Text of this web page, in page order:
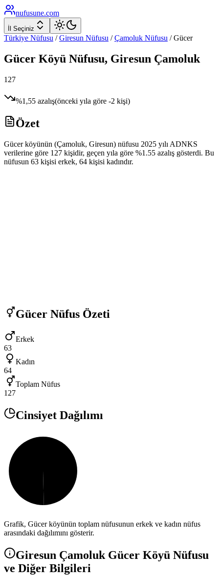
nufusune.com
İl Seçiniz
Türkiye Nüfusu / Giresun Nüfusu / Çamoluk Nüfusu /Gücer
Gücer Köyü Nüfusu, Giresun Çamoluk
127
%1,55 azalış(önceki yıla göre -2 kişi)
Özet
Gücer köyünün (Çamoluk, Giresun) nüfusu 2025 yılı ADNKS
verilerine göre 127 kişidir, geçen yıla göre %1.55 azalış gösterdi. Bu
nüfusun 63 kişisi erkek, 64 kişisi kadındır.
Gücer Nüfus Özeti
Erkek
63
Kadın
64
Toplam Nüfus
127
Cinsiyet Dağılımı
Grafik, Gücerköyünün toplam nüfusunun erkek ve kadın nüfus
arasındaki dağılımını gösterir.
Giresun Çamoluk Gücer Köyü Nüfusu
ve Diğer Bilgileri